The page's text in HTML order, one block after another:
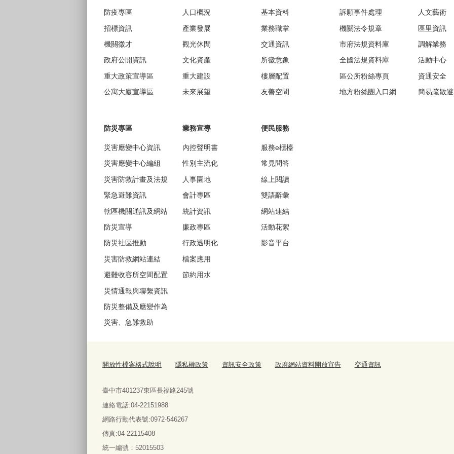
防疫專區
招標資訊
機關徵才
政府公開資訊
重大政策宣導區
公寓大廈宣導區
人口概況
產業發展
觀光休閒
文化資產
重大建設
未來展望
基本資料
業務職掌
交通資訊
所徽意象
樓層配置
友善空間
訴願事件處理
機關法令規章
市府法規資料庫
全國法規資料庫
區公所粉絲專頁
地方粉絲團入口網
人文藝術
區里資訊
調解業務
活動中心
資通安全
簡易疏散
防災專區
災害應變中心資訊
災害應變中心編組
災害防救計畫及法規
緊急避難資訊
轄區機關通訊及網站
防災宣導
防災社區推動
災害防救網站連結
避難收容所空間配置
災情通報與聯繫資訊
防災整備及應變作為
災害、急難救助
業務宣導
內控聲明書
性別主流化
人事園地
會計專區
統計資訊
廉政專區
行政透明化
檔案應用
節約用水
便民服務
服務e櫃檯
常見問答
線上閱讀
雙語辭彙
網站連結
活動花絮
影音平台
開放性檔案格式說明 隱私權政策 資訊安全政策 政府網站資料開放宣告 交通資訊
臺中市401237東區長福路245號
連絡電話:04-22151988
網路行動代表號:0972-546267
傳真:04-22115408
統一編號：52015503